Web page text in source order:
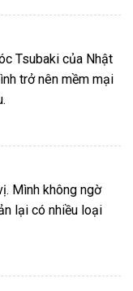
Tsubaki của Nhật
trở nên mềm mại
Mình không ngờ
lại có nhiều loại